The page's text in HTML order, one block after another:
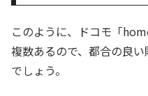
このように、ドコモ「
複数あるので、都合の良
でしょう。